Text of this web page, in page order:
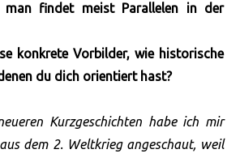
man findet meist Parallelen in der
konkrete Vorbilder, wie historische
du dich orientiert hast?
Kurzgeschichten habe ich mir
dem 2. Weltkrieg angeschaut, weil